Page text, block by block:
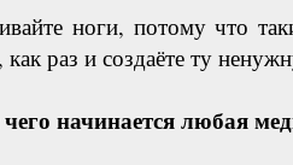
ноги, потому что
как раз и создаёте ту
начинается любая